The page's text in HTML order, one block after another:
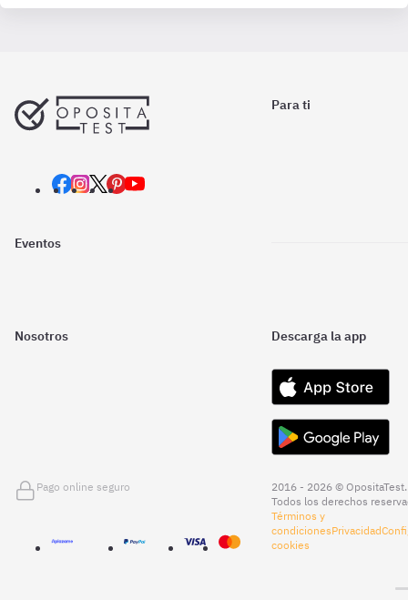
Para ti
Eventos
Nosotros Descarga la app
Pago online seguro
2016 - 2026 © OpositaTest.
Todos los derechos
Términos y
condicionesPrivacidad
cookies